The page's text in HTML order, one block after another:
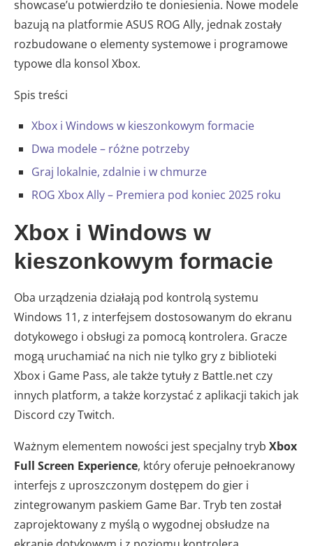
showcase’u potwierdziło te doniesienia. Nowe modele
bazują na platformie ASUS ROG Ally, jednak zostały
rozbudowane o elementy systemowe i programowe
typowe dla konsol Xbox.
Spis treści
Xbox i Windows w kieszonkowym formacie
Dwa modele – różne potrzeby
Graj lokalnie, zdalnie i w chmurze
ROG Xbox Ally – Premiera pod koniec 2025 roku
Xbox i Windows w
kieszonkowym formacie
Oba urządzenia działają pod kontrolą systemu
Windows 11, z interfejsem dostosowanym do ekranu
dotykowego i obsługi za pomocą kontrolera. Gracze
mogą uruchamiać na nich nie tylko gry z biblioteki
Xbox i Game Pass, ale także tytuły z Battle.net czy
innych platform, a także korzystać z aplikacji takich jak
Discord czy Twitch.
Ważnym elementem nowości jest specjalny tryb Xbox
Full Screen Experience, który oferuje pełnoekranowy
interfejs z uproszczonym dostępem do gier i
zintegrowanym paskiem Game Bar. Tryb ten został
zaprojektowany z myślą o wygodnej obsłudze na